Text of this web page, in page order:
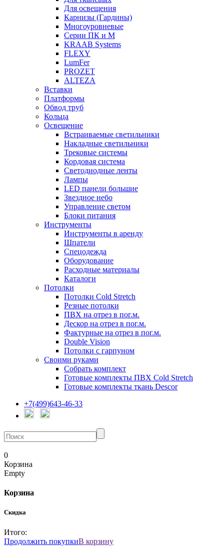
Для освещения
Карнизы (Гардины)
Многоуровневые
Серии ПК и М
KRAAB Systems
FLEXY
LumFer
PROZET
ALTEZA
Вставки
Платформы
Обвод труб
Кольца
Освещение
Встраиваемые светильники
Накладные светильники
Трековые системы
Кордовая система
Светодиодные ленты
Лампы
LED панели большие
Звездное небо
Управление светом
Блоки питания
Инструменты
Инструменты в аренду
Шпатели
Спецодежда
Оборудование
Расходные материалы
Каталоги
Потолки
Потолки Cold Stretch
Резные потолки
ПВХ на отрез в пог.м.
Дескор на отрез в пог.м.
Фактурные на отрез в пог.м.
Double Vision
Потолки с гарпуном
Своими руками
Собрать комплект
Готовые комплекты ПВХ Cold Stretch
Готовые комплекты ткань Descor
+7(499)643-46-33
0
Корзина
Empty
Корзина
Скидка
Итого:
Продолжить покупкиВ корзину